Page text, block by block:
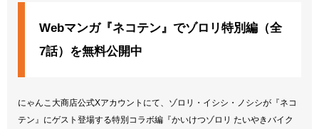
Webマンガ『ネコテン』でゾロリ特別編（全
7話）を無料公開中
にゃんこ大商店公式Xアカウントにて、ゾロリ・イシシ・ノシシが『ネコ
テン』にゲスト登場する特別コラボ編『かいけつゾロリ たいやきバイク